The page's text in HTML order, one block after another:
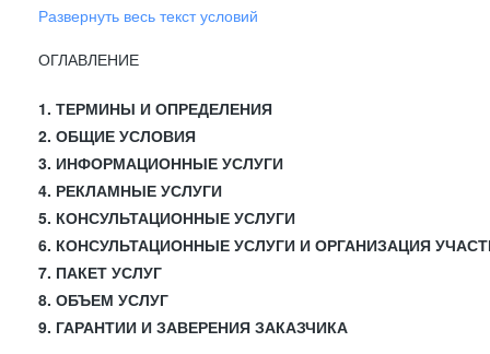
Развернуть весь текст условий
ОГЛАВЛЕНИЕ
1. ТЕРМИНЫ И ОПРЕДЕЛЕНИЯ
2. ОБЩИЕ УСЛОВИЯ
3. ИНФОРМАЦИОННЫЕ УСЛУГИ
4. РЕКЛАМНЫЕ УСЛУГИ
5. КОНСУЛЬТАЦИОННЫЕ УСЛУГИ
6. КОНСУЛЬТАЦИОННЫЕ УСЛУГИ И ОРГАНИЗАЦИЯ
7. ПАКЕТ УСЛУГ
8. ОБЪЕМ УСЛУГ
9. ГАРАНТИИ И ЗАВЕРЕНИЯ ЗАКАЗЧИКА